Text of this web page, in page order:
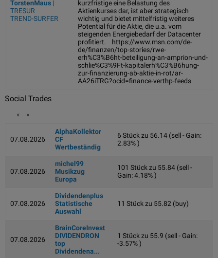
TorstenMaus |
TRESUR
TREND-SURFER
kurzfristige eine Belastung des
Aktienkurses dar, ist aber strategisch
wichtig und bietet mittelfristig weiteres
Potential für die Aktie, die u.a. vom
steigenden Energiebedarf der Datacenter
profitiert. https://www.msn.com/de-
de/finanzen/top-stories/rwe-
erh%C3%B6ht-beteiligung-an-amprion-und-
schlie%C3%9Ft-kapitalerh%C3%B6hung-
zur-finanzierung-ab-aktie-in-rot/ar-
AA26iTRG?ocid=finance-verthp-feeds
Social Trades
« »
07.08.2026
AlphaKollektor
CF
Wertbeständig
6 Stück zu 56.14 (sell - Gain:
2.83% )
07.08.2026
michel99
Musikzug
Europa
101 Stück zu 55.84 (sell -
Gain: 4.18% )
07.08.2026
Dividendenplus
Statistische
Auswahl
11 Stück zu 55.82 (buy)
07.08.2026
BrainCoreInvest
DIVIDENDRON
top
Dividendena...
1 Stück zu 55.9 (sell - Gain:
-3.57% )